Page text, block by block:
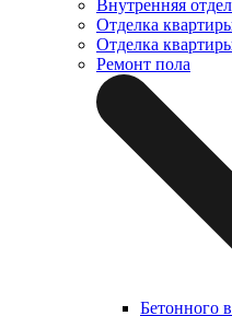
Внутренняя
Отделка
Отделка
Ремонт пола
Бетонного